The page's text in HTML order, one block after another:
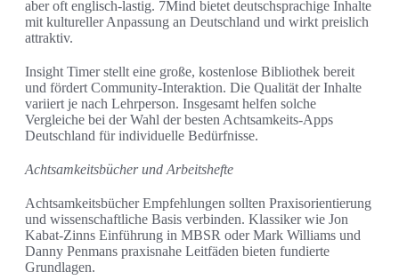
aber oft englisch-lastig. 7Mind bietet deutschsprachige Inhalte
mit kultureller Anpassung an Deutschland und wirkt preislich
attraktiv.
Insight Timer stellt eine große, kostenlose Bibliothek bereit
und fördert Community-Interaktion. Die Qualität der Inhalte
variiert je nach Lehrperson. Insgesamt helfen solche
Vergleiche bei der Wahl der besten Achtsamkeits-Apps
Deutschland für individuelle Bedürfnisse.
Achtsamkeitsbücher und Arbeitshefte
Achtsamkeitsbücher Empfehlungen sollten Praxisorientierung
und wissenschaftliche Basis verbinden. Klassiker wie Jon
Kabat-Zinns Einführung in MBSR oder Mark Williams und
Danny Penmans praxisnahe Leitfäden bieten fundierte
Grundlagen.